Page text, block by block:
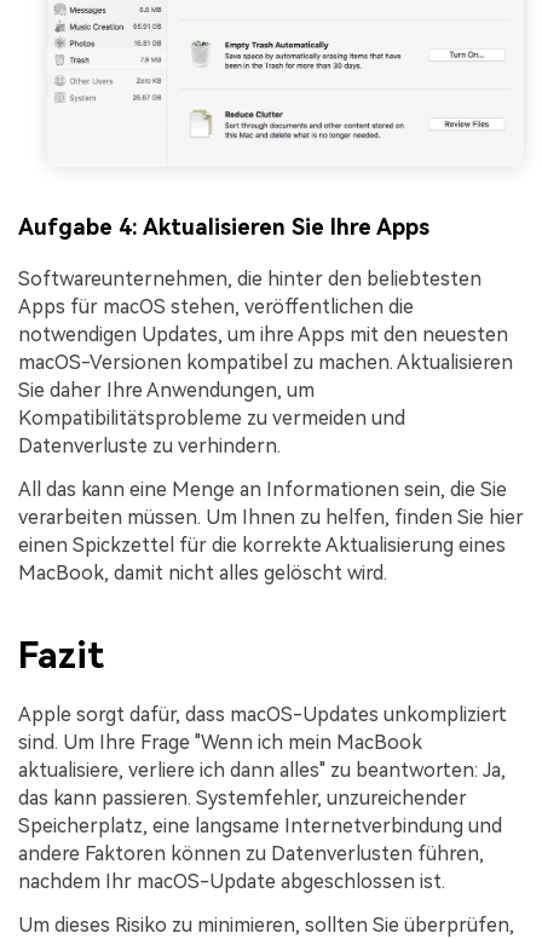
Aufgabe 4: Aktualisieren Sie Ihre Apps
Softwareunternehmen, die hinter den beliebtesten
Apps für macOS stehen, veröffentlichen die
notwendigen Updates, um ihre Apps mit den neuesten
macOS-Versionen kompatibel zu machen. Aktualisieren
Sie daher Ihre Anwendungen, um
Kompatibilitätsprobleme zu vermeiden und
Datenverluste zu verhindern.
All das kann eine Menge an Informationen sein, die Sie
verarbeiten müssen. Um Ihnen zu helfen, finden Sie hier
einen Spickzettel für die korrekte Aktualisierung eines
MacBook, damit nicht alles gelöscht wird.
Fazit
Apple sorgt dafür, dass macOS-Updates unkompliziert
sind. Um Ihre Frage "Wenn ich mein MacBook
aktualisiere, verliere ich dann alles" zu beantworten: Ja,
das kann passieren. Systemfehler, unzureichender
Speicherplatz, eine langsame Internetverbindung und
andere Faktoren können zu Datenverlusten führen,
nachdem Ihr macOS-Update abgeschlossen ist.
Um dieses Risiko zu minimieren, sollten Sie überprüfen,